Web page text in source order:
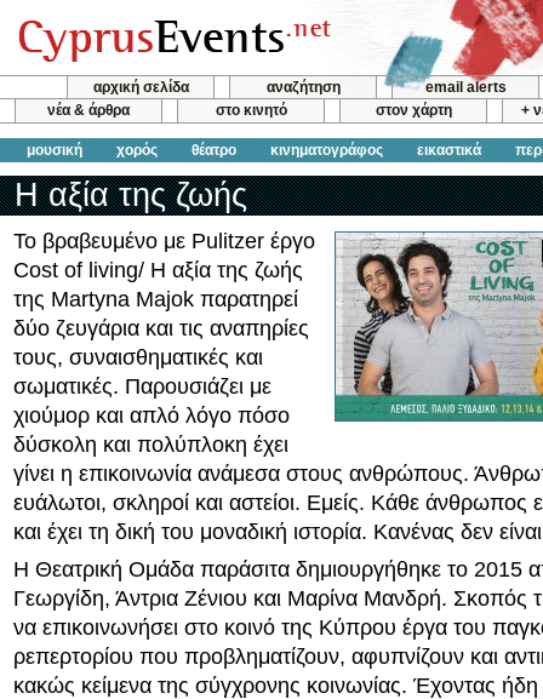
αρχική σελίδα αναζήτηση
email alerts
νέα & άρθρα
στο κινητό στον χάρτη +
μουσική χορός θέατρο κινηματογράφος εικαστικά
Η αξία της ζωής
Το βραβευμένο με Pulitzer έργο
Cost of living/ Η αξία της ζωής
της Martyna Majok παρατηρεί
δύο ζευγάρια και τις αναπηρίες
τους, συναισθηματικές και
σωματικές. Παρουσιάζει με
χιούμορ και απλό λόγο πόσο
δύσκολη και πολύπλοκη έχει
γίνει η επικοινωνία ανάμεσα στους ανθρώπους.
ευάλωτοι, σκληροί και αστείοι. Εμείς. Κάθε άνθρωπος
και έχει τη δική του μοναδική ιστορία. Κανένας δεν
Η Θεατρική Ομάδα παράσιτα δημιουργήθηκε το 2015
Γεωργίδη, Άντρια Ζένιου και Μαρίνα Μανδρή. Σκοπός
να επικοινωνήσει στο κοινό της Κύπρου έργα του
ρεπερτορίου που προβληματίζουν, αφυπνίζουν και
κακώς κείμενα της σύγχρονης κοινωνίας. Έχοντας ήδη